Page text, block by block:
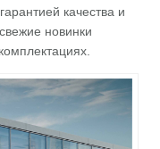
качества и
новинки